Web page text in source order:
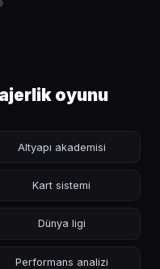
oyunu
Altyapı akademisi
Kart sistemi
Dünya ligi
Performans analizi